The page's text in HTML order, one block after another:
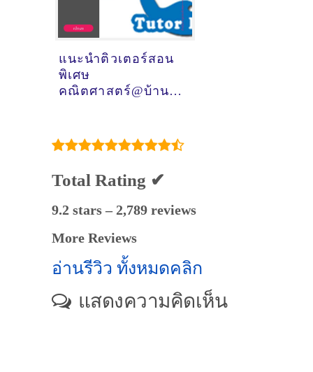
แนะนำติวเตอร์สอน
พิเศษ
คณิตศาสตร์@บ้าน
Total Rating ✔
9.2 stars – 2,789 reviews
More Reviews
อ่านรีวิว ทั้งหมดคลิก
แสดงความคิดเห็น